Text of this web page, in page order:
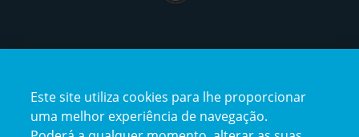
certification2certification3
Este site utiliza cookies para lhe proporcionar
uma melhor experiência de navegação.